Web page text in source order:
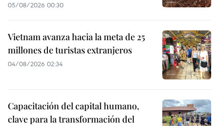
05/08/2026 00:30
Vietnam avanza hacia la meta de 25
millones de turistas extranjeros
04/08/2026 02:34
Capacitación del capital humano,
clave para la transformación del